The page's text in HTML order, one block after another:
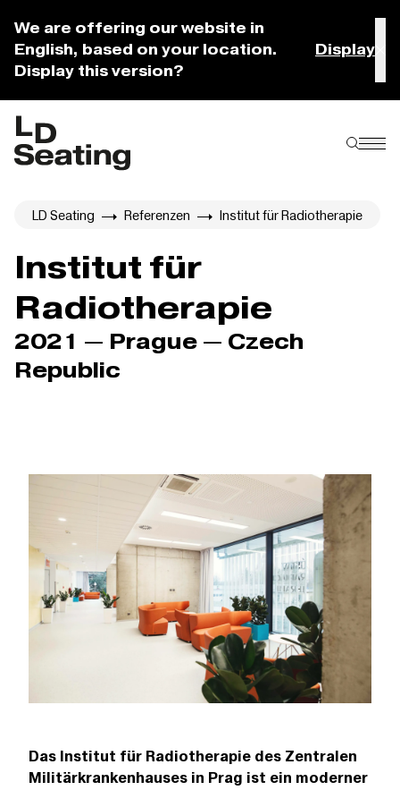
We are offering our website in
English, based on your location.
Display this version?
Display
LD Seating Referenzen Institut für Radiotherapie
Institut für
Radiotherapie
2021 — Prague — Czech
Republic
Das Institut für Radiotherapie des Zentralen
Militärkrankenhauses in Prag ist ein moderner